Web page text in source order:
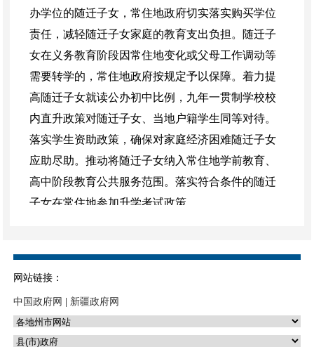
办学位的随迁子女，常住地政府切实落实购买学位
责任，减轻随迁子女家庭的教育支出负担。随迁子
女在义务教育阶段因常住地变化或父母工作调动等
需要转学的，常住地政府按规定予以保障。着力提
高随迁子女就读公办初中比例，九年一贯制学校校
内直升政策对随迁子女、当地户籍学生同等对待。
落实学生资助政策，确保对家庭经济困难随迁子女
应助尽助。推动将随迁子女纳入常住地学前教育、
高中阶段教育公共服务范围。落实符合条件的随迁
子女在常住地参加升学考试政策。
机制。采取实物保障、货币补贴等多种方式，在合
理轮候期内对符合条件的未落户常住人口家庭予以
网站链接：
中国政府网 新疆政府网